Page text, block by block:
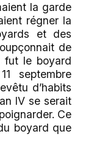
la garde
régner la
et des
de
fut le boyard
septembre
d’habits
IV se serait
Ce
boyard que